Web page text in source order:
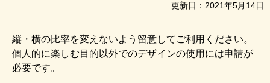
更新日：2021年5月14日
縦・横の比率を変えないよう留意してご利用ください。
個人的に楽しむ目的以外でのデザインの使用には申請が
必要です。